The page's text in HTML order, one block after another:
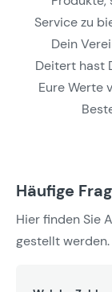
Service zu
Dein
Deitert hast
Eure Werte
Häufige
Hier finden Sie
gestellt werden.